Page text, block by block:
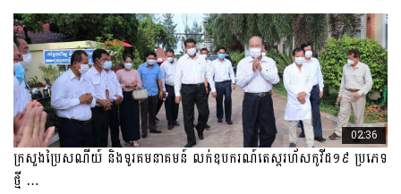
02:36
ក្រសួងប្រៃសណីយ៍ និងទូរគមនាគមន៍ លក់ឧបករណ៍តេស្តរហ័សកូវីដ១៩ ប្រភេទ
ថ្មី …